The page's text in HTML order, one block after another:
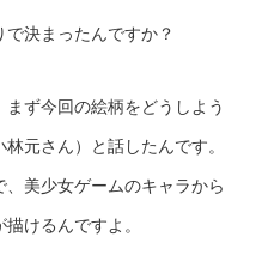
決まったんですか？
ず今回の絵柄をどうしよう
林元さん）と話したんです。
美少女ゲームのキャラから
けるんですよ。